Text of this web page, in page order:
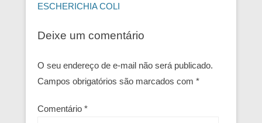
ESCHERICHIA COLI
Deixe um comentário
O seu endereço de e-mail não será publicado.
Campos obrigatórios são marcados com *
Comentário *